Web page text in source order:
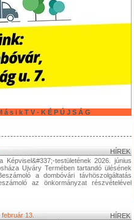
á s i k T V - K É P Ú J S Á G
HÍREK
Képvisel&#337;-testületének 2026. június
Ujváry Termében tartandó ülésének
a dombóvári távhöszolgáltatás
az önkormányzat részvételével
HÍREK
február 13.